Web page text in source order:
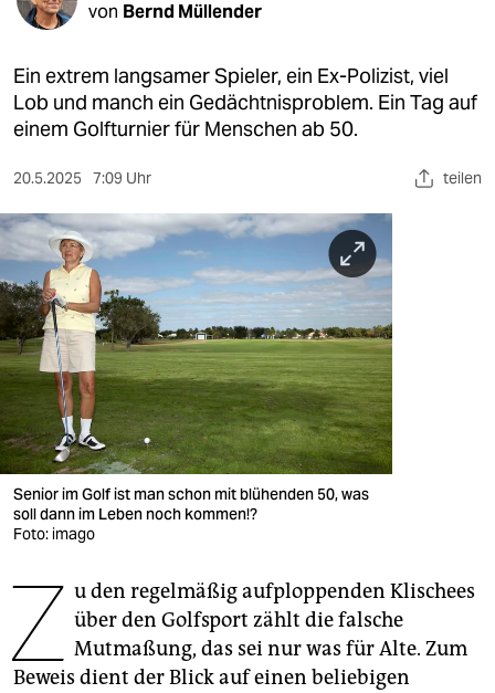
gesellschaft
kultur
sport
nord
wahrheit
verlag
verlag
veranstaltungen
shop
fragen & hilfe
unterstützen
genossenschaft
epaper login
von Bernd Müllender
Ein extrem langsamer Spieler, ein Ex-Polizist, viel
Lob und manch ein Gedächtnisproblem. Ein Tag auf
einem Golfturnier für Menschen ab 50.
20.5.2025 7:09 Uhr teilen
Senior im Golf ist man schon mit blühenden 50, was
soll dann im Leben noch kommen!?
Foto: imago
Z u den regelmäßig aufploppenden Klischees
über den Golfsport zählt die falsche
Mutmaßung, das sei nur was für Alte. Zum
Beweis dient der Blick auf einen beliebigen